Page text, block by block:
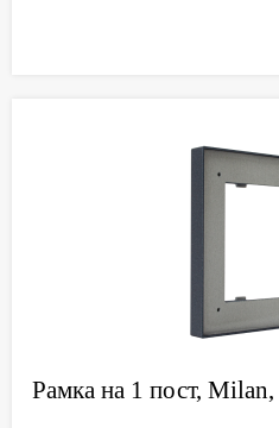
Рамка на 1 пост,